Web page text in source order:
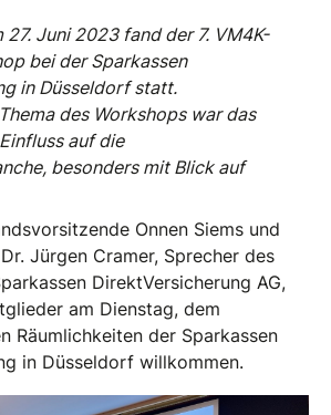
Juni 2023 fand der 7. VM4K-
bei der Sparkassen
in Düsseldorf statt.
des Workshops war das
auf die
besonders mit Blick auf
Onnen Siems und
Jürgen Cramer, Sprecher des
DirektVersicherung AG,
am Dienstag, dem
Räumlichkeiten der Sparkassen
in Düsseldorf willkommen.